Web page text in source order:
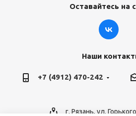
Оставайтесь на
Наши
+7 (4912) 470-242
г. Рязань, ул.